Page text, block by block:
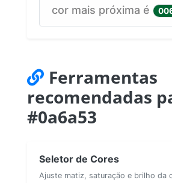
cor mais próxima é
Ferramentas
recomendadas
#0a6a53
Seletor de Cores
Ajuste matiz, saturação e brilho da